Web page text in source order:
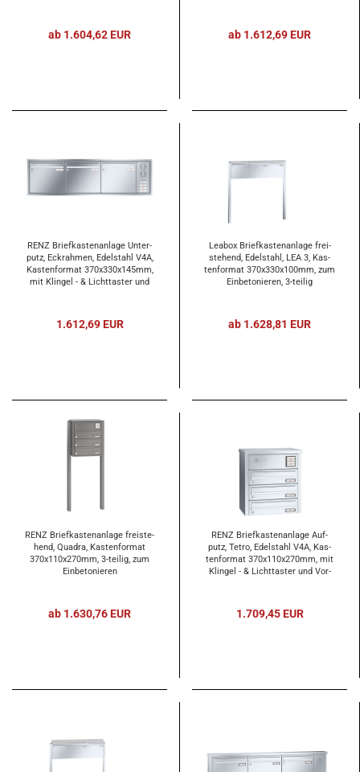
ab 1.604,62 EUR ab 1.612,69 EUR
RENZ Brief­kas­ten­an­la­ge Un­ter­
putz, Eck­rah­men, Edel­stahl V4A,
Kas­ten­for­mat 370x330x145mm,
mit Klin­gel - & Licht­tas­ter und
35140
1.612,69 EUR
Lea­box Brief­kas­ten­an­la­ge frei­
ste­hend, Edel­stahl, LEA 3, Kas­
ten­for­mat 370x330x100mm, zum
Ein­be­to­nie­ren, 3-​tei­lig
ab 1.628,81 EUR
RENZ Brief­kas­ten­an­la­ge frei­ste­
hend, Qua­dra, Kas­ten­for­mat
370x110x270mm, 3-​tei­lig, zum
Ein­be­to­nie­ren
ab 1.630,76 EUR
RENZ Brief­kas­ten­an­la­ge Auf­
putz, Tetro, Edel­stahl V4A, Kas­
ten­for­mat 370x110x270mm, mit
Klin­gel - & Licht­tas­ter und Vor­
1.709,45 EUR